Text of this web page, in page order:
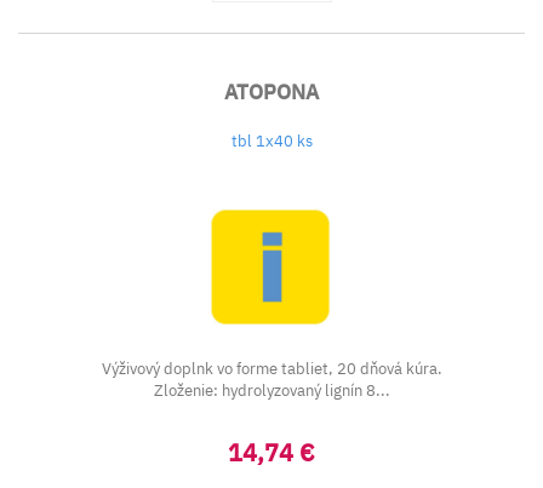
ATOPONA
tbl 1x40 ks
Výživový doplnk vo forme tabliet, 20 dňová kúra.
Zloženie: hydrolyzovaný lignín 8...
14,74 €